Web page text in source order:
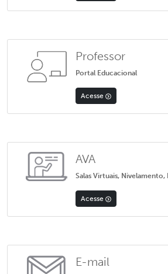
Professor
Portal Educacional
Acesse
AVA
Salas Virtuais, Nivelamento,
Acesse
E-mail